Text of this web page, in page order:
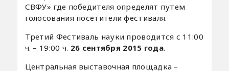
СВФУ» где победителя определят путем
голосования посетители фестиваля.
Третий Фестиваль науки проводится с 11:00
ч. – 19:00 ч. 26 сентября 2015 года.
Центральная выставочная площадка –